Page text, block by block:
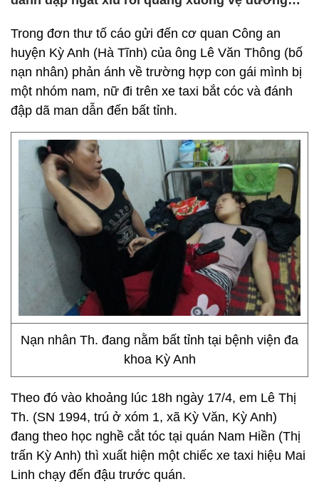
Trong đơn thư tố cáo gửi đến cơ quan Công an
huyện Kỳ Anh (Hà Tĩnh) của ông Lê Văn Thông (bố
nạn nhân) phản ánh về trường hợp con gái mình bị
một nhóm nam, nữ đi trên xe taxi bắt cóc và đánh
đập dã man dẫn đến bất tỉnh.
Nạn nhân Th. đang nằm bất tỉnh tại bệnh viện đa
khoa Kỳ Anh
Theo đó vào khoảng lúc 18h ngày 17/4, em Lê Thị
Th. (SN 1994, trú ở xóm 1, xã Kỳ Văn, Kỳ Anh)
đang theo học nghề cắt tóc tại quán Nam Hiền (Thị
trấn Kỳ Anh) thì xuất hiện một chiếc xe taxi hiệu Mai
Linh chạy đến đậu trước quán.